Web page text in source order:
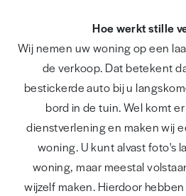
Hoe werkt stille
Wij nemen uw woning op een
de verkoop. Dat betekent
bestickerde auto bij u
bord in de tuin. Wel komt
dienstverlening en maken wij
woning. U kunt alvast foto's
woning, maar meestal
wijzelf maken. Hierdoor